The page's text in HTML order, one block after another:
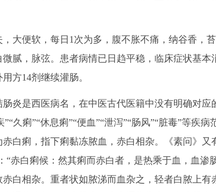
大便软，每日1次为多，腹不胀不痛，纳谷香，
腻，脉弦。患者病情已日趋平稳，临床症状基
方14剂继续灌肠。
炎是西医病名，在中医古代医籍中没有明确对应
”“久痢”“休息痢”“便血”“泄泻”“肠风”“脏毒”等疾
白痢，指下痢黏冻脓血，赤白相杂。《素问》
“赤白痢候：然其痢而赤白者，是热乘于血，血渗
白相杂。重者状如脓涕而血杂之，轻者白脓上有